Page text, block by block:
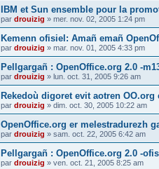
IBM et Sun ensemble pour la
par drouizig » mer. nov. 02, 2005 1:24 pm
Kemenn ofisiel: Amañ emañ
par drouizig » mar. nov. 01, 2005 4:33 pm
Pellgargañ : OpenOffice.org 2.0 -
par drouizig » lun. oct. 31, 2005 9:26 am
Rekedoù digoret evit aotren
par drouizig » dim. oct. 30, 2005 10:22 am
OpenOffice.org er melestradurezh
par drouizig » sam. oct. 22, 2005 6:42 am
Pellgargañ : OpenOffice.org 2.0 -
par drouizig » ven. oct. 21, 2005 8:25 am